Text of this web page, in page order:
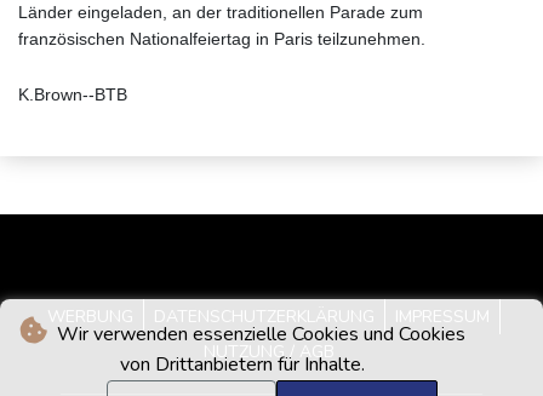
Wir verwenden essenzielle Cookies und Cookies
von Drittanbietern für Inhalte.
Länder eingeladen, an der traditionellen Parade zum
französischen Nationalfeiertag in Paris teilzunehmen.
K.Brown--BTB
WERBUNG DATENSCHUTZERKLÄRUNG
IMPRESSUM
NUTZUNG / AGB